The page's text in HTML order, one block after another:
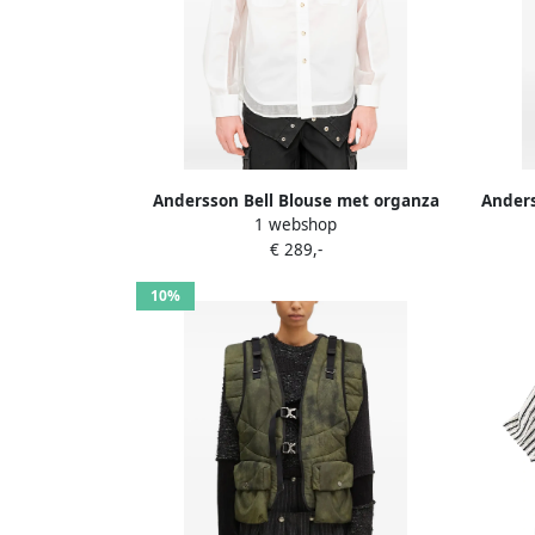
Andersson Bell Blouse met organza
vlak Wit
1 webshop
€ 289,-
10%